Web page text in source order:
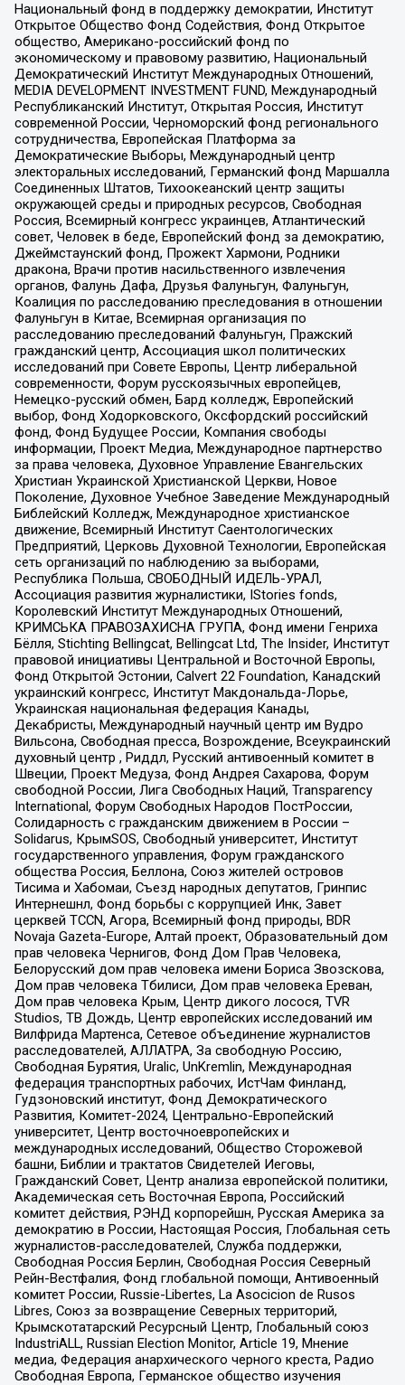
Национальный фонд в поддержку демократии, Институт
Открытое Общество Фонд Содействия, Фонд Открытое
общество, Американо-российский фонд по
экономическому и правовому развитию, Национальный
Демократический Институт Международных Отношений,
MEDIA DEVELOPMENT INVESTMENT FUND, Международный
Республиканский Институт, Открытая Россия, Институт
современной России, Черноморский фонд регионального
сотрудничества, Европейская Платформа за
Демократические Выборы, Международный центр
электоральных исследований, Германский фонд Маршалла
Соединенных Штатов, Тихоокеанский центр защиты
окружающей среды и природных ресурсов, Свободная
Россия, Всемирный конгресс украинцев, Атлантический
совет, Человек в беде, Европейский фонд за демократию,
Джеймстаунский фонд, Прожект Хармони, Родники
дракона, Врачи против насильственного извлечения
органов, Фалунь Дафа, Друзья Фалуньгун, Фалуньгун,
Коалиция по расследованию преследования в отношении
Фалуньгун в Китае, Всемирная организация по
расследованию преследований Фалуньгун, Пражский
гражданский центр, Ассоциация школ политических
исследований при Совете Европы, Центр либеральной
современности, Форум русскоязычных европейцев,
Немецко-русский обмен, Бард колледж, Европейский
выбор, Фонд Ходорковского, Оксфордский российский
фонд, Фонд Будущее России, Компания свободы
информации, Проект Медиа, Международное партнерство
за права человека, Духовное Управление Евангельских
Христиан Украинской Христианской Церкви, Новое
Поколение, Духовное Учебное Заведение Международный
Библейский Колледж, Международное христианское
движение, Всемирный Институт Саентологических
Предприятий, Церковь Духовной Технологии, Европейская
сеть организаций по наблюдению за выборами,
Республика Польша, СВОБОДНЫЙ ИДЕЛЬ-УРАЛ,
Ассоциация развития журналистики, IStories fonds,
Королевский Институт Международных Отношений,
КРИМСЬКА ПРАВОЗАХИСНА ГРУПА, Фонд имени Генриха
Бёлля, Stichting Bellingcat, Bellingcat Ltd, The Insider, Институт
правовой инициативы Центральной и Восточной Европы,
Фонд Открытой Эстонии, Calvert 22 Foundation, Канадский
украинский конгресс, Институт Макдональда-Лорье,
Украинская национальная федерация Канады,
Декабристы, Международный научный центр им Вудро
Вильсона, Свободная пресса, Возрождение, Всеукраинский
духовный центр , Риддл, Русский антивоенный комитет в
Швеции, Проект Медуза, Фонд Андрея Сахарова, Форум
свободной России, Лига Свободных Наций, Transparеncy
International, Форум Свободных Народов ПостРоссии,
Солидарность с гражданским движением в России –
Solidarus, КрымSOS, Свободный университет, Институт
государственного управления, Форум гражданского
общества Россия, Беллона, Союз жителей островов
Тисима и Хабомаи, Съезд народных депутатов, Гринпис
Интернешнл, Фонд борьбы с коррупцией Инк, Завет
церквей TCCN, Агора, Всемирный фонд природы, BDR
Novaja Gazeta-Europe, Алтай проект, Образовательный дом
прав человека Чернигов, Фонд Дом Прав Человека,
Белорусский дом прав человека имени Бориса Звозскова,
Дом прав человека Тбилиси, Дом прав человека Ереван,
Дом прав человека Крым, Центр дикого лосося, TVR
Studios, ТВ Дождь, Центр европейских исследований им
Вилфрида Мартенса, Сетевое объединение журналистов
расследователей, АЛЛАТРА, За свободную Россию,
Свободная Бурятия, Uralic, UnKremlin, Международная
федерация транспортных рабочих, ИстЧам Финланд,
Гудзоновский институт, Фонд Демократического
Развития, Комитет-2024, Центрально-Европейский
университет, Центр восточноевропейских и
международных исследований, Общество Сторожевой
башни, Библии и трактатов Свидетелей Иеговы,
Гражданский Совет, Центр анализа европейской политики,
Академическая сеть Восточная Европа, Российский
комитет действия, РЭНД корпорейшн, Русская Америка за
демократию в России, Настоящая Россия, Глобальная сеть
журналистов-расследователей, Служба поддержки,
Свободная Россия Берлин, Свободная Россия Северный
Рейн-Вестфалия, Фонд глобальной помощи, Антивоенный
комитет России, Russie-Libertes, La Asocicion de Rusos
Libres, Союз за возвращение Северных территорий,
Крымскотатарский Ресурсный Центр, Глобальный союз
IndustriALL, Russian Election Monitor, Article 19, Мнение
медиа, Федерация анархического черного креста, Радио
Свободная Европа, Германское общество изучения